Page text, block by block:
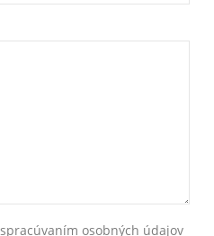
spracúvaním osobných údajov